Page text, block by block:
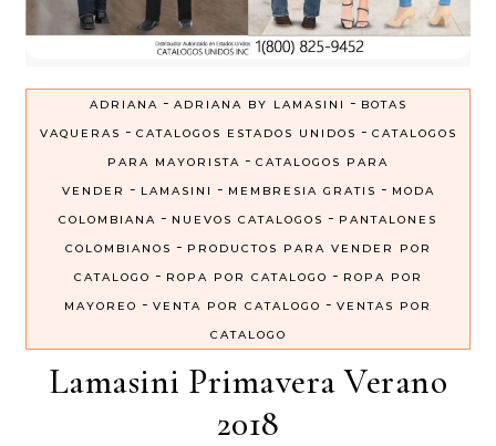
ADRIANA - ADRIANA BY LAMASINI - BOTAS
VAQUERAS - CATALOGOS ESTADOS UNIDOS - CATALOGOS
PARA MAYORISTA - CATALOGOS PARA
VENDER
- LAMASINI - MEMBRESIA GRATIS - MODA
COLOMBIANA - NUEVOS CATALOGOS - PANTALONES
COLOMBIANOS - PRODUCTOS PARA VENDER POR
CATALOGO - ROPA POR CATALOGO - ROPA POR
MAYOREO - VENTA POR CATALOGO - VENTAS POR
CATALOGO
Lamasini Primavera Verano
2018